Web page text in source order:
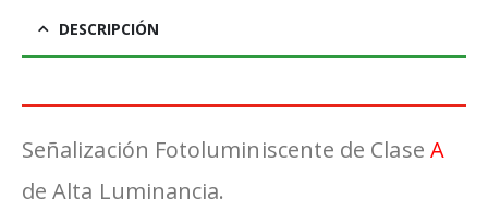
DESCRIPCIÓN
Señalización Fotoluminiscente de Clase A
de Alta Luminancia.